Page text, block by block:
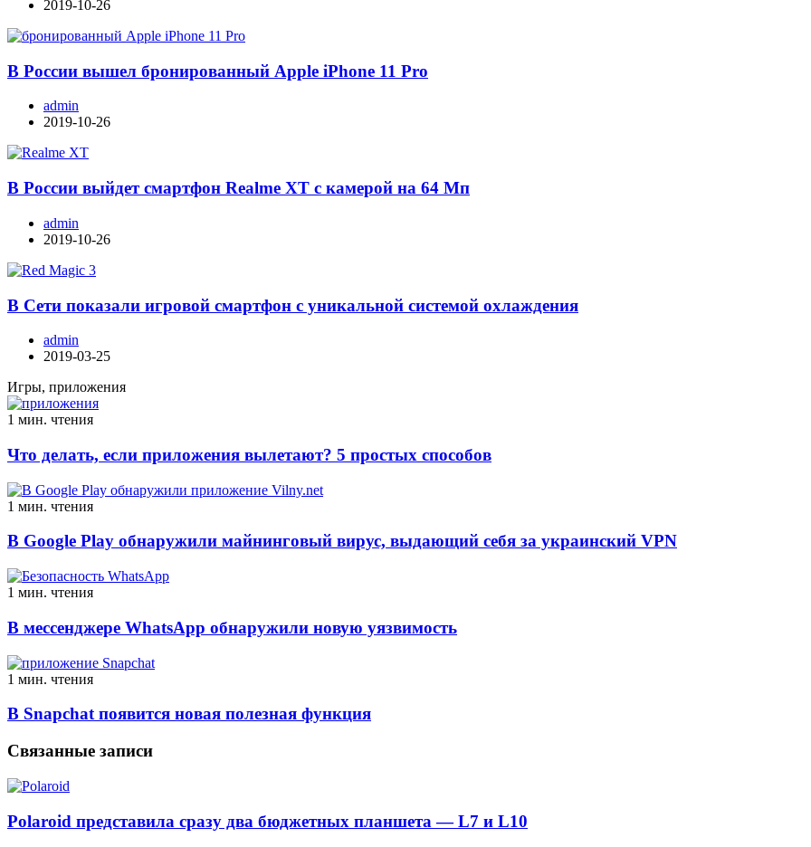
2019-10-26
В России вышел бронированный Apple iPhone 11 Pro
admin
2019-10-26
В России выйдет смартфон Realme XT с камерой на 64 Мп
admin
2019-10-26
В Сети показали игровой смартфон с уникальной системой охлаждения
admin
2019-03-25
Игры, приложения
1 мин. чтения
Что делать, если приложения вылетают? 5 простых способов
1 мин. чтения
В Google Play обнаружили майнинговый вирус, выдающий себя за украинский VPN
1 мин. чтения
В мессенджере WhatsApp обнаружили новую уязвимость
1 мин. чтения
В Snapchat появится новая полезная функция
Связанные записи
Polaroid представила сразу два бюджетных планшета — L7 и L10